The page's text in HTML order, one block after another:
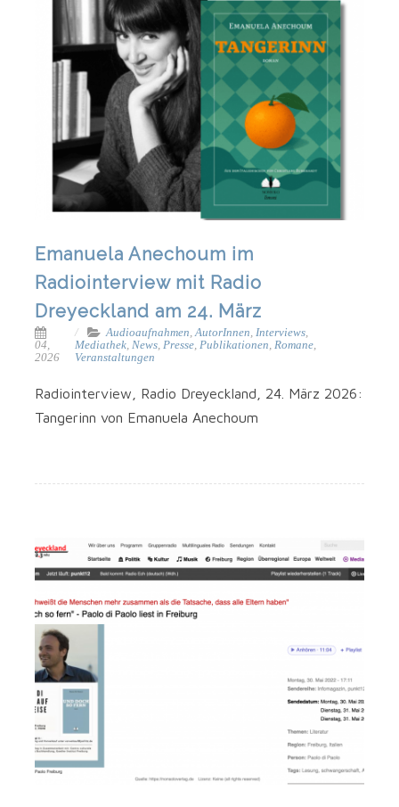
Emanuela Anechoum im
Radiointerview mit Radio
Dreyeckland am 24. März
04,
2026
Audioaufnahmen AutorInnen Interviews,
Mediathek, News, Presse, Publikationen Romane,
Veranstaltungen
Radio­in­ter­view, Radio Dreyeck­land, 24. März 2026:
Tan­ge­rinn von Ema­nue­la Anechoum